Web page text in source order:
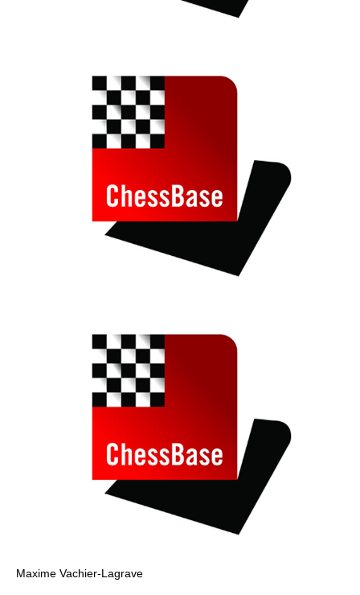
Maxime Vachier-Lagrave